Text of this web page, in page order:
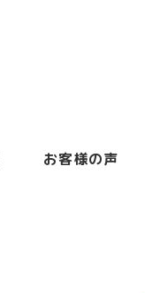
お客様の声